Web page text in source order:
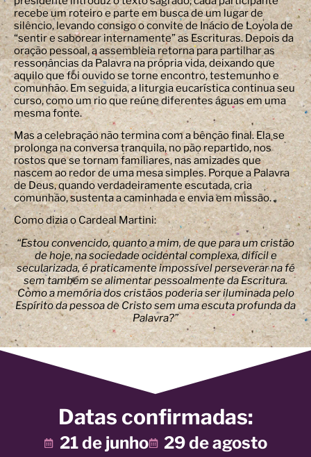
recebe um roteiro e parte em busca de um lugar de
silêncio, levando consigo o convite de Inácio de Loyola de
“sentir e saborear internamente” as Escrituras. Depois da
oração pessoal, a assembleia retorna para partilhar as
ressonâncias da Palavra na própria vida, deixando que
aquilo que foi ouvido se torne encontro, testemunho e
comunhão. Em seguida, a liturgia eucarística continua seu
curso, como um rio que reúne diferentes águas em uma
mesma fonte.
Mas a celebração não termina com a bênção final. Ela se
prolonga na conversa tranquila, no pão repartido, nos
rostos que se tornam familiares, nas amizades que
nascem ao redor de uma mesa simples. Porque a Palavra
de Deus, quando verdadeiramente escutada, cria
comunhão, sustenta a caminhada e envia em missão.
Como dizia o Cardeal Martini:
“Estou convencido, quanto a mim, de que para um cristão
de hoje, na sociedade ocidental complexa, difícil e
secularizada, é praticamente impossível perseverar na fé
sem também se alimentar pessoalmente da Escritura.
Como a memória dos cristãos poderia ser iluminada pelo
Espírito da pessoa de Cristo sem uma escuta profunda da
Palavra?”
Datas confirmadas:
21 de junho
29 de agosto